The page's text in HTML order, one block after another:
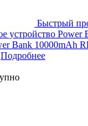
Быстрый
устройство
Bank 10000mAh
Подробнее